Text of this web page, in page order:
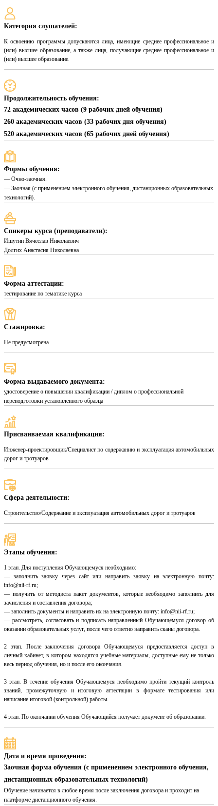
Категория слушателей:
К освоению программы допускаются лица, имеющие среднее профессиональное и
(или) высшее образование, а также лица, получающие среднее профессиональное и
(или) высшее образование.
Продолжительность обучения:
72 академических часов (9 рабочих дней обучения)
260 академических часов (33 рабочих дня обучения)
520 академических часов (65 рабочих дней обучения)
Формы обучения:
— Очно-заочная.
— Заочная (с применением электронного обучения, дистанционных образовательных
технологий).
Спикеры курса (преподаватели):
Ишутин Вячеслав Николаевич
Долгих Анастасия Николаевна
Форма аттестации:
тестирование по тематике курса
Стажировка:
Не предусмотрена
Форма выдаваемого документа:
удостоверение о повышении квалификации / диплом о профессиональной
переподготовки установленного образца
Присваиваемая квалификация:
Инженер-проектировщик/Специалист по содержанию и эксплуатация автомобильных
дорог и тротуаров
Сфера деятельности:
Строительство/Содержание и эксплуатация автомобильных дорог и тротуаров
Этапы обучения:
1 этап. Для поступления Обучающемуся необходимо:
— заполнить заявку через сайт или направить заявку на электронную почту:
info@nii-rf.ru;
— получить от методиста пакет документов, которые необходимо заполнить для
зачисления и составления договора;
— заполнить документы и направить их на электронную почту: info@nii-rf.ru;
— рассмотреть, согласовать и подписать направленный Обучающемуся договор об
оказании образовательных услуг, после чего ответно направить сканы договора.
2 этап. После заключения договора Обучающемуся предоставляется доступ в
личный кабинет, в котором находятся учебные материалы, доступные ему не только
весь период обучения, но и после его окончания.
3 этап. В течение обучения Обучающемуся необходимо пройти текущий контроль
знаний, промежуточную и итоговую аттестации в формате тестирования или
написание итоговой (контрольной) работы.
4 этап. По окончании обучения Обучающийся получает документ об образовании.
Дата и время проведения:
Заочная форма обучения (с применением электронного обучения,
дистанционных образовательных технологий)
Обучение начинается в любое время после заключения договора и проходит на
платформе дистанционного обучения.